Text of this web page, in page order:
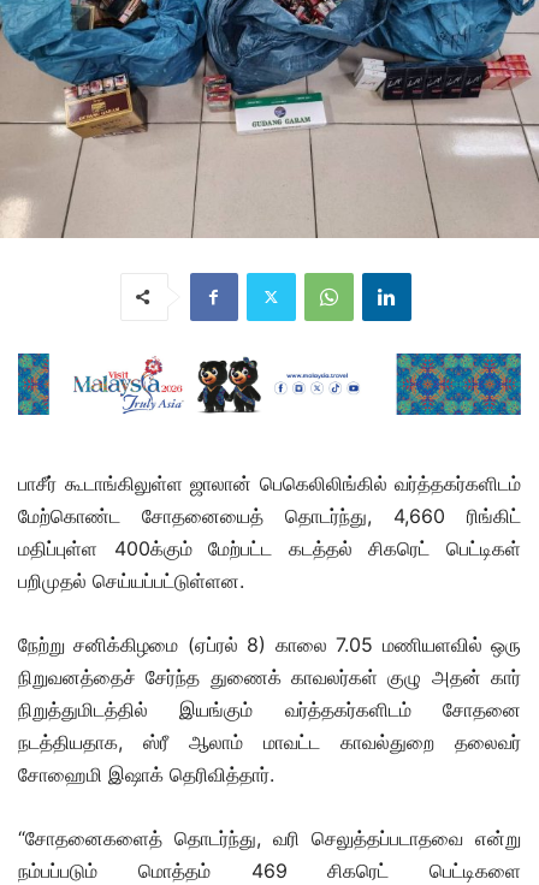
பாசீர் கூடாங்கிலுள்ள ஜாலான் பெகெலிலிங்கில் வர்த்தகர்களிடம்
மேற்கொண்ட சோதனையைத் தொடர்ந்து, 4,660 ரிங்கிட்
மதிப்புள்ள 400க்கும் மேற்பட்ட கடத்தல் சிகரெட் பெட்டிகள்
பறிமுதல் செய்யப்பட்டுள்ளன.
நேற்று சனிக்கிழமை (ஏப்ரல் 8) காலை 7.05 மணியளவில் ஒரு
நிறுவனத்தைச் சேர்ந்த துணைக் காவலர்கள் குழு அதன் கார்
நிறுத்துமிடத்தில் இயங்கும் வர்த்தகர்களிடம் சோதனை
நடத்தியதாக, ஸ்ரீ ஆலாம் மாவட்ட காவல்துறை தலைவர்
சோஹைமி இஷாக் தெரிவித்தார்.
“சோதனைகளைத் தொடர்ந்து, வரி செலுத்தப்படாதவை என்று
நம்பப்படும் மொத்தம் 469 சிகரெட் பெட்டிகளை